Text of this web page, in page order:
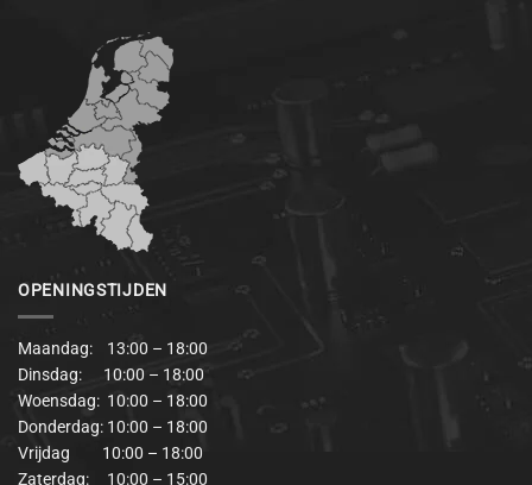
OPENINGSTIJDEN
Maandag: 13:00 – 18:00
Dinsdag: 10:00 – 18:00
Woensdag: 10:00 – 18:00
Donderdag: 10:00 – 18:00
Vrijdag 10:00 – 18:00
Zaterdag: 10:00 – 15:00